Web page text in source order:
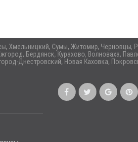
Хмельницкий, Сумы, Житомир, Черновцы,
Бердянск, Курахово, Волноваха,
Днестровский, Новая Каховка,